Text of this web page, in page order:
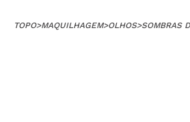
TOPO>MAQUILHAGEM>OLHOS>SOMBRAS